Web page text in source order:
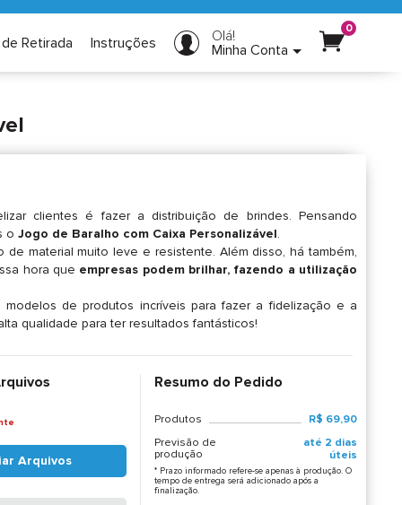
Retirada Instruções
Olá!
Minha Conta
0
clientes é fazer a distribuição de brindes. Pensando
o Jogo de Baralho com Caixa Personalizável.
material muito leve e resistente. Além disso, há também,
hora que empresas podem brilhar, fazendo a utilização
de produtos incríveis para fazer a fidelização e a
qualidade para ter resultados fantásticos!
Arquivos
Resumo do Pedido
Produtos
R$ 69,90
Previsão de
produção
até 2 dias
úteis
* Prazo informado refere-se apenas à produção. O
tempo de entrega será adicionado após a
finalização.